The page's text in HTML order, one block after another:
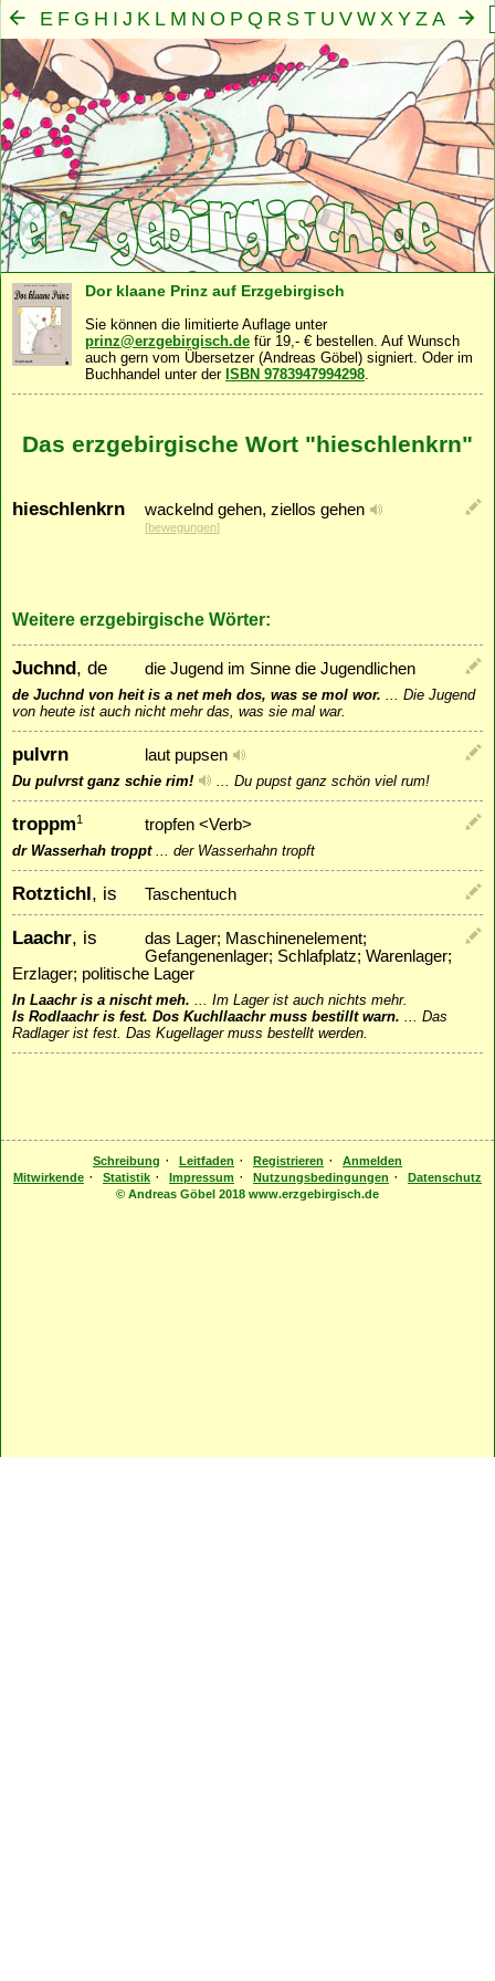
E F G H I J K L M N O P Q R S T U V W X Y Z A
B C D
Mensch·Seele·Geist·Familie·Gemeinschaft
Dor klaane Prinz auf Erzgebirgisch
Sie können die limitierte Auflage unter
prinz@erzgebirgisch.de für 19,- € bestellen. Auf Wunsch
auch gern vom Übersetzer (Andreas Göbel) signiert. Oder im
Buchhandel unter der ISBN 9783947994298.
Das erzgebirgische Wort "hieschlenkrn"
hieschlenkrn wackelnd gehen, ziellos gehen
[bewegungen]
Weitere erzgebirgische Wörter:
Juchnd, de die Jugend im Sinne die Jugendlichen
de Juchnd von heit is a net meh dos, was se mol wor. ... Die Jugend
von heute ist auch nicht mehr das, was sie mal war.
pulvrn laut pupsen
Du pulvrst ganz schie rim! ... Du pupst ganz schön viel rum!
troppm1 tropfen <Verb>
dr Wasserhah troppt... der Wasserhahn tropft
Rotztichl, is Taschentuch
Laachr, is
das Lager; Maschinenelement;
Gefangenenlager; Schlafplatz; Warenlager;
Erzlager; politische Lager
In Laachr is a nischt meh. ... Im Lager ist auch nichts mehr.
Is Rodlaachr is fest. Dos Kuchllaachr muss bestillt warn. ... Das
Radlager ist fest. Das Kugellager muss bestellt werden.
Schreibung · Leitfaden · Registrieren ·
Anmelden
Mitwirkende · Statistik · Impressum · Nutzungsbedingungen ·
Datenschutz
© Andreas Göbel 2018 www.erzgebirgisch.de